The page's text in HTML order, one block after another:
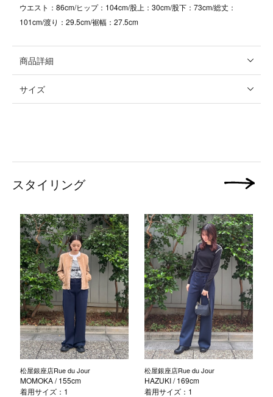
ウエスト：86cm/ヒップ：104cm/股上：30cm/股下：73cm/総丈：
101cm/渡り：29.5cm/裾幅：27.5cm
商品詳細
サイズ
スタイリング
松屋銀座店Rue du Jour
MOMOKA/ 155cm
着用サイズ：1
松屋銀座店Rue du Jour
HAZUKI/ 169cm
着用サイズ：1
次の画像